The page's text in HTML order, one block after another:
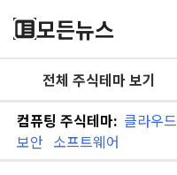
모든뉴스
전체 주식테마 보기
컴퓨팅 주식테마: 클라우드
보안 소프트웨어